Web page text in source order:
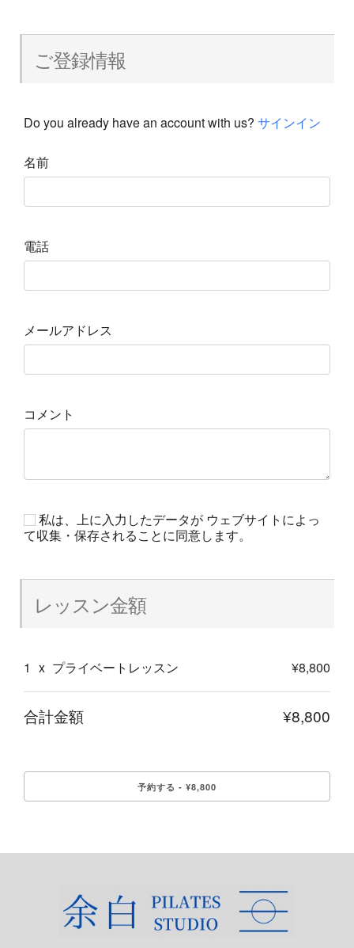
ご登録情報
Do you already have an account with us? サインイン
名前
電話
メールアドレス
コメント
私は、上に入力したデータが ウェブサイトによっ
て収集・保存されることに同意します。
レッスン金額
1 x プライベートレッスン ¥8,800
合計金額 ¥8,800